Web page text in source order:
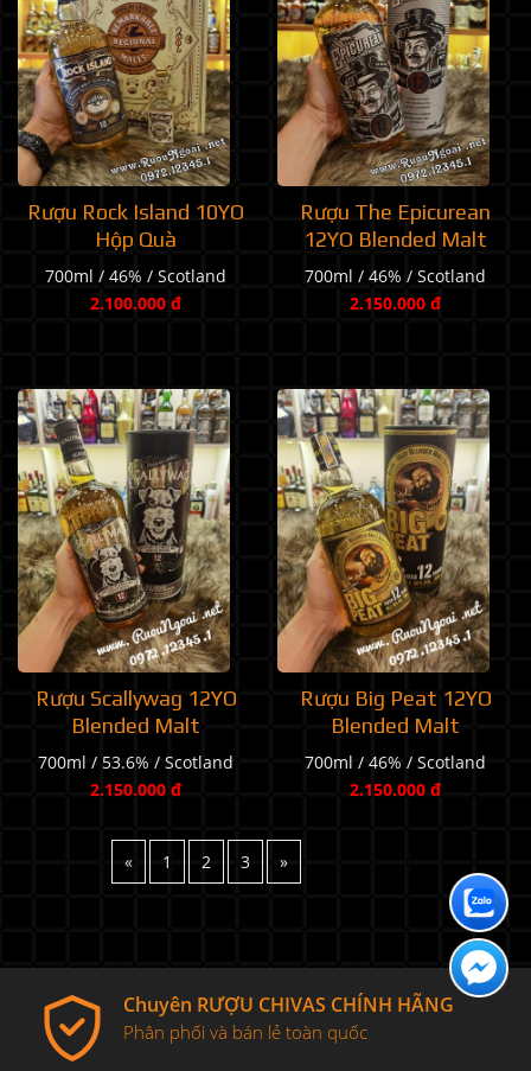
Rượu Rock Island 10YO
Hộp Quà
700ml / 46% / Scotland
2.100.000 đ
Rượu The Epicurean
12YO Blended Malt
700ml / 46% / Scotland
2.150.000 đ
Rượu Scallywag 12YO
Blended Malt
700ml / 53.6% / Scotland
2.150.000 đ
Rượu Big Peat 12YO
Blended Malt
700ml / 46% / Scotland
2.150.000 đ
« 1 2 3 »
Chuyên RƯỢU CHIVAS CHÍNH HÃNG
Phân phối và bán lẻ toàn quốc